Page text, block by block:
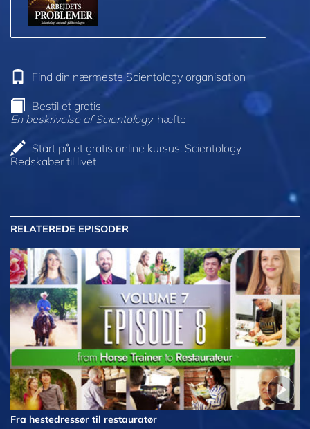
Find din nærmeste Scientology organisation
Bestil et gratis
En beskrivelse af Scientology-hæfte
Start på et gratis online kursus: Scientology
Redskaber til livet
RELATEREDE EPISODER
Fra hestedressør til restauratør